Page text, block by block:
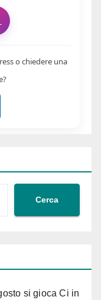
Cerca
si gioca Ci in
o chiedere una